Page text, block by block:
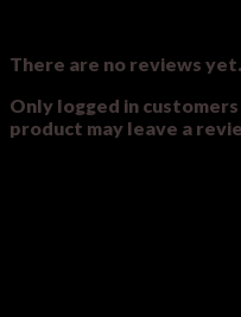
There are no reviews yet.
Only logged in
product may leave a